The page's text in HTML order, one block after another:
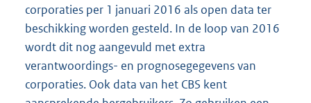
corporaties per 1 januari 2016 als open data ter
beschikking worden gesteld. In de loop van 2016
wordt dit nog aangevuld met extra
verantwoordings- en prognosegegevens van
corporaties. Ook data van het CBS kent